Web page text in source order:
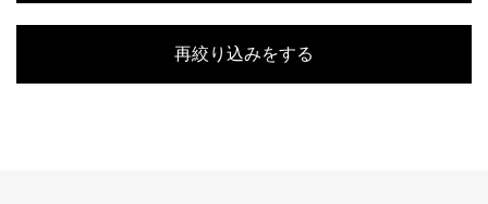
再絞り込みをする